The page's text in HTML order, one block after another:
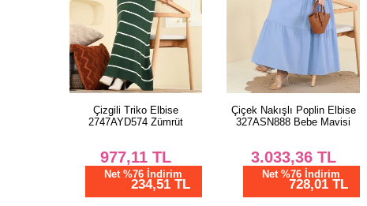
Çizgili Triko Elbise
2747AYD574 Zümrüt
977,11TL
Net %76 İndirim
234,51 TL
Çiçek Nakışlı Poplin Elbise
327ASN888 Bebe Mavisi
3.033,36TL
Net %76 İndirim
728,01 TL